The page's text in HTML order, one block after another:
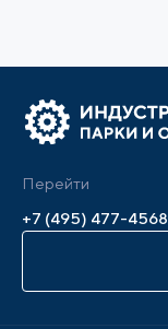
Перейти
+7 (495) 477-4568